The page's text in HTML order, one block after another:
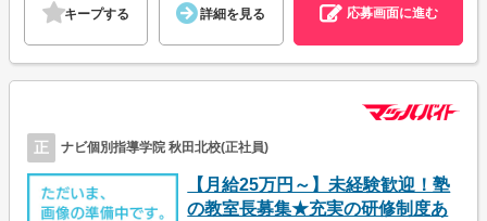
キープする 詳細を見る 応募画面に進む
正 ナビ個別指導学院 秋田北校(正社員)
【月給25万円～】未経験歓迎！塾
の教室長募集★充実の研修制度あ